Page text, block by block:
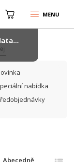
MENU
nabídka
Abecedně